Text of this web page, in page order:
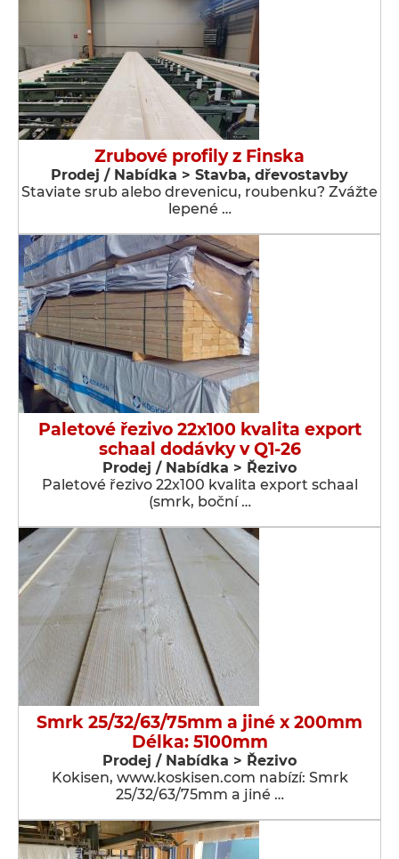
Zrubové profily z Finska
Prodej / Nabídka > Stavba, dřevostavby
Staviate srub alebo drevenicu, roubenku? Zvážte
lepené …
Paletové řezivo 22x100 kvalita export
schaal dodávky v Q1-26
Prodej / Nabídka > Řezivo
Paletové řezivo 22x100 kvalita export schaal
(smrk, boční …
Smrk 25/32/63/75mm a jiné x 200mm
Délka: 5100mm
Prodej / Nabídka > Řezivo
Kokisen, www.koskisen.com nabízí: Smrk
25/32/63/75mm a jiné …